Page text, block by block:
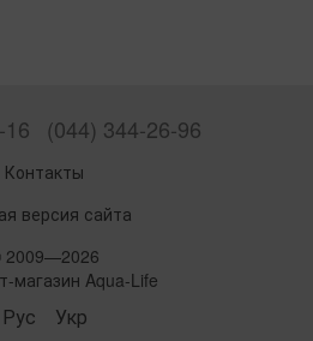
(044) 344-26-96
Контакты
версия сайта
2009—2026
магазин Aqua-Life
Рус Укр